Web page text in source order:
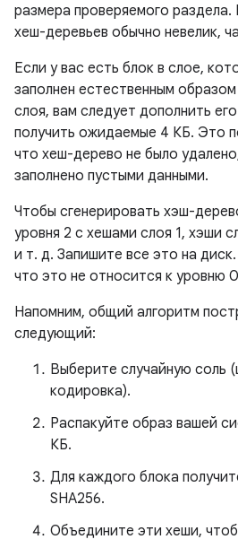
размера проверяемого раздела.
хеш-деревьев обычно невелик,
Если у вас есть блок в слое,
заполнен естественным
слоя, вам следует дополнить
получить ожидаемые 4 КБ. Это
что хеш-дерево не было
заполнено пустыми данными.
Чтобы сгенерировать хэш-
уровня 2 с хешами слоя 1, хэши
и т. д. Запишите все это на
что это не относится к уровню
Напомним, общий алгоритм
следующий:
Выберите случайную соль
кодировка).
Распакуйте образ вашей
КБ.
Для каждого блока
SHA256.
Объедините эти хеши,